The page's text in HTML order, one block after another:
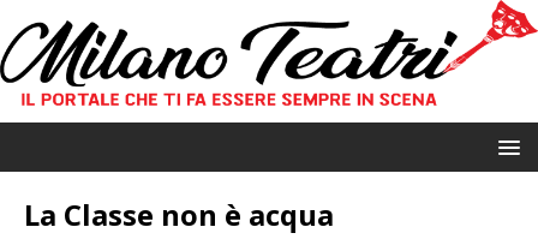
La Classe non è acqua